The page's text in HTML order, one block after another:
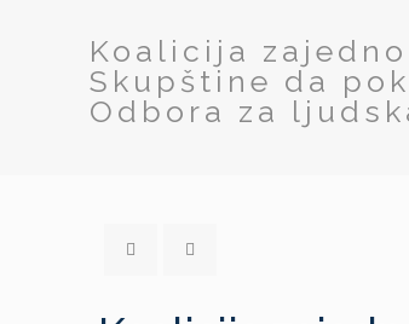
Koalicija
Skupštine da
Odbora za